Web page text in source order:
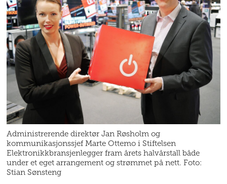
Administrerende direktør Jan Røsholm og
kommunikasjonssjef Marte Ottemo i Stiftelsen
Elektronikkbransjenlegger fram årets halvårstall både
under et eget arrangement og strømmet på nett. Foto:
Stian Sønsteng